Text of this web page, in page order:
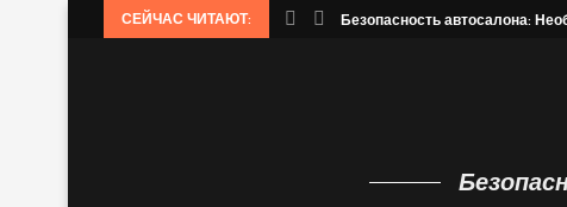
СЕЙЧАС ЧИТАЮТ:
распознавание речи. Безопасность автосалона: